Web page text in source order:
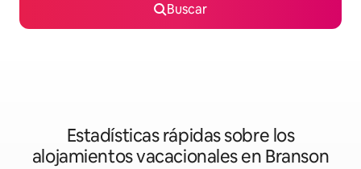
Buscar
Estadísticas rápidas sobre los
alojamientos vacacionales en Branson